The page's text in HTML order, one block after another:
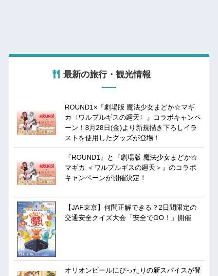
最新の旅行・観光情報
ROUND1×『劇場版 魔法少女まどか☆マギ
カ〈ワルプルギスの廻天〉』コラボキャンペ
ーン！8月28日(金)より新規描き下ろしイラ
ストを使用したグッズが登場！
『ROUND1』と『劇場版 魔法少女まどか☆
マギカ ＜ワルプルギスの廻天＞』のコラボ
キャンペーンが開催決定！
【JAF東京】何問正解できる？2日間限定の
交通安全クイズ大会「安全でGO！」開催
オリオンビールにぴったりの新スパイスが登